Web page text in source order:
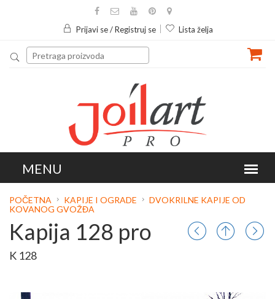
Prijavi se / Registruj se Lista želja
POČETNA KAPIJE I OGRADE
DVOKRILNE KAPIJE OD
KOVANOG GVOŽĐA
Kapija 128 pro
K 128